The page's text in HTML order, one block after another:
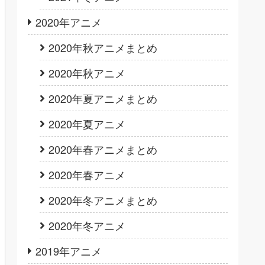
2020年アニメ
2020年秋アニメまとめ
2020年秋アニメ
2020年夏アニメまとめ
2020年夏アニメ
2020年春アニメまとめ
2020年春アニメ
2020年冬アニメまとめ
2020年冬アニメ
2019年アニメ